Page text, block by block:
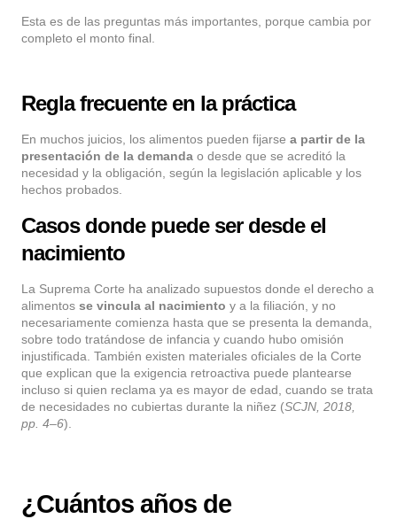
Esta es de las preguntas más importantes, porque cambia por
completo el monto final.
Regla frecuente en la práctica
En muchos juicios, los alimentos pueden fijarse a partir de la
presentación de la demanda o desde que se acreditó la
necesidad y la obligación, según la legislación aplicable y los
hechos probados.
Casos donde puede ser desde el
nacimiento
La Suprema Corte ha analizado supuestos donde el derecho a
alimentos se vincula al nacimiento y a la filiación, y no
necesariamente comienza hasta que se presenta la demanda,
sobre todo tratándose de infancia y cuando hubo omisión
injustificada. También existen materiales oficiales de la Corte
que explican que la exigencia retroactiva puede plantearse
incluso si quien reclama ya es mayor de edad, cuando se trata
de necesidades no cubiertas durante la niñez (SCJN, 2018,
pp. 4–6).
¿Cuántos años de